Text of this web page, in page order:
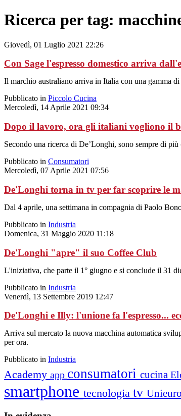
Ricerca per tag:
Giovedì, 01 Luglio 2021 22:26
Con Sage l'espresso domestico arriva
Il marchio australiano arriva in Italia con una gamma di
Pubblicato in Piccolo Cucina
Mercoledì, 14 Aprile 2021 09:34
Dopo il lavoro, ora gli italiani vogliono il
Secondo una ricerca di De’Longhi, sono sempre di
Pubblicato in Consumatori
Mercoledì, 07 Aprile 2021 07:56
De'Longhi torna in tv per far scoprire le
Dal 4 aprile, una settimana in compagnia di Paolo
Pubblicato in Industria
Domenica, 31 Maggio 2020 11:18
De'Longhi "apre" il suo Coffee Club
L'iniziativa, che parte il 1° giugno e si conclude il 31
Pubblicato in Industria
Venerdì, 13 Settembre 2019 12:47
De'Longhi e Illy: l'unione fa l'espresso...
Arriva sul mercato la nuova macchina automatica
per ora.
Pubblicato in Industria
Academy app consumatori cucina
smartphone tecnologia tv Unieuro